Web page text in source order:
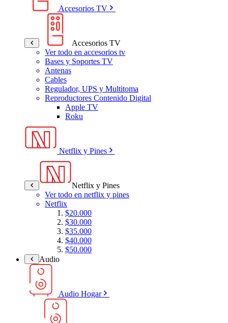
Accesorios TV
Accesorios TV
Ver todo en accesorios tv
Bases y Soportes TV
Antenas
Cables
Regulador, UPS y Multitoma
Reproductores Contenido Digital
Apple TV
Roku
Netflix y Pines
Netflix y Pines
Ver todo en netflix y pines
Netflix
$20.000
$30.000
$35.000
$40.000
$50.000
Audio
Audio Hogar